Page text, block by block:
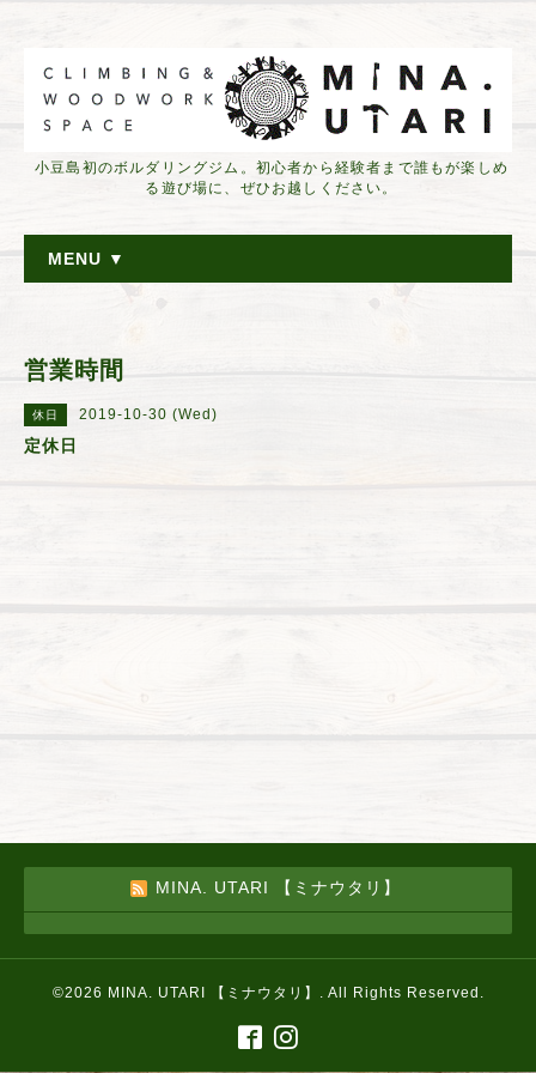
小豆島初のボルダリングジム。初心者から経験者まで誰もが楽しめ
る遊び場に、ぜひお越しください。
MENU ▼
営業時間
休日 2019-10-30 (Wed)
定休日
MINA. UTARI 【ミナウタリ】
©2026 MINA. UTARI 【ミナウタリ】 . All Rights Reserved.